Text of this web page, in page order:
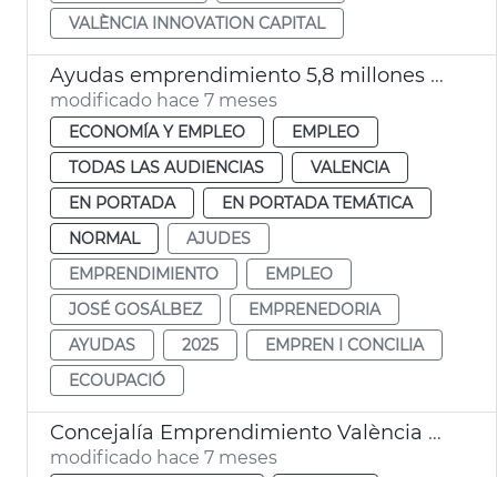
VALÈNCIA INNOVATION CAPITAL
Ayudas emprendimiento 5,8 millones euros València 2025
modificado hace 7 meses
ECONOMÍA Y EMPLEO
EMPLEO
TODAS LAS AUDIENCIAS
VALENCIA
EN PORTADA
EN PORTADA TEMÁTICA
NORMAL
AJUDES
EMPRENDIMIENTO
EMPLEO
JOSÉ GOSÁLBEZ
EMPRENEDORIA
AYUDAS
2025
EMPREN I CONCILIA
ECOUPACIÓ
Concejalía Emprendimiento València ayudas 757 nuevos proyectos
modificado hace 7 meses